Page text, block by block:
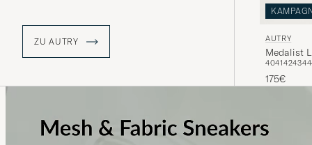
Modell Dallas, schreibt jetzt neue
Autry Geschichte.
ZU AUTRY AUTRY
Medalist
4041424344
175€